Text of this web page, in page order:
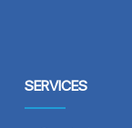
SERVICES